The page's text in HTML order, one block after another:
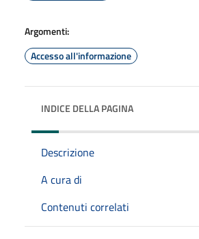
Argomenti:
Accesso all'informazione
INDICE DELLA PAGINA
Descrizione
A cura di
Contenuti correlati